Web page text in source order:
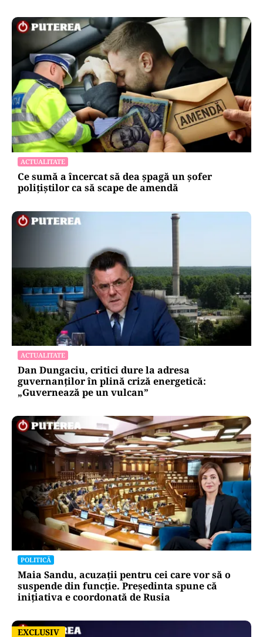
ACTUALITATE
Ce sumă a încercat să dea șpagă un șofer
polițiștilor ca să scape de amendă
ACTUALITATE
Dan Dungaciu, critici dure la adresa
guvernanților în plină criză energetică:
„Guvernează pe un vulcan”
POLITICĂ
Maia Sandu, acuzații pentru cei care vor să o
suspende din funcție. Președinta spune că
inițiativa e coordonată de Rusia
EXCLUSIV
EXCLUSIV